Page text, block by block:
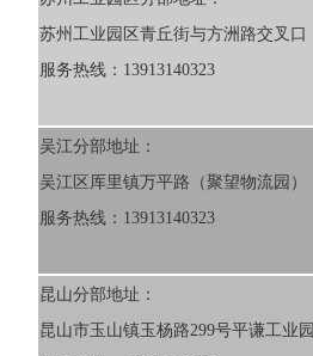
苏州工业园区青丘街与方洲路交叉口
服务热线：13913140323
吴江分部地址：
吴江区厍里镇万平路（聚望物流园）
服务热线：13913140323
昆山分部地址：
昆山市玉山镇玉杨路299号平谦工业园